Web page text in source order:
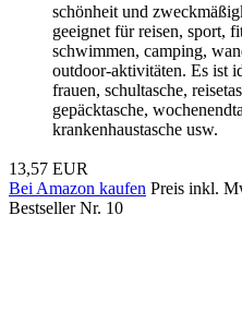
schönheit und
geeignet für reisen, sport,
schwimmen, camping,
outdoor-aktivitäten. Es ist
frauen, schultasche,
gepäcktasche,
krankenhaustasche usw.
13,57 EUR
Bei Amazon kaufen Preis inkl.
Bestseller Nr. 10